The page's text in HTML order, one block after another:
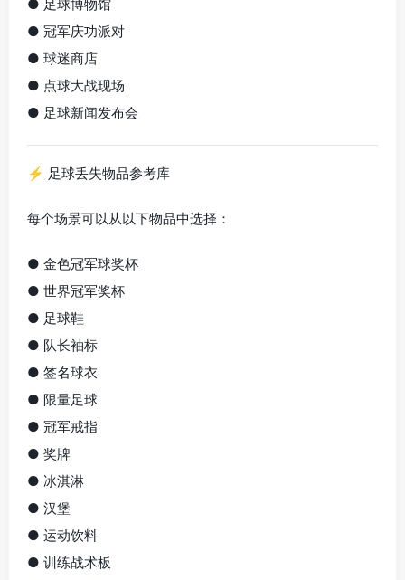
● 足球博物馆
● 冠军庆功派对
● 球迷商店
● 点球大战现场
● 足球新闻发布会
⚡ 足球丢失物品参考库
每个场景可以从以下物品中选择：
● 金色冠军球奖杯
● 世界冠军奖杯
● 足球鞋
● 队长袖标
● 签名球衣
● 限量足球
● 冠军戒指
● 奖牌
● 冰淇淋
● 汉堡
● 运动饮料
● 训练战术板